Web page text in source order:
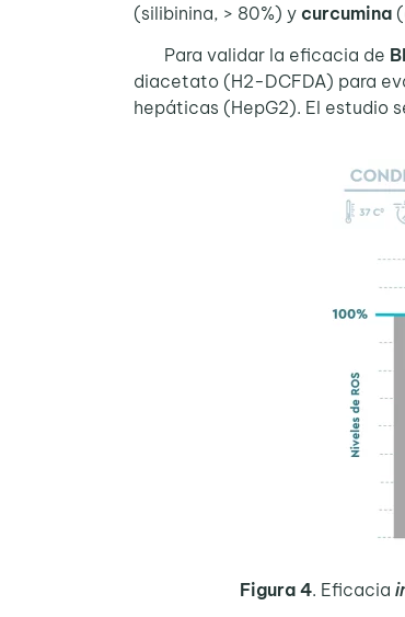
(silibinina, > 80%) y curcumina
Para validar la eficacia de
diacetato (H2-DCFDA) para
hepáticas (HepG2). El estudio
Figura 4. Eficacia